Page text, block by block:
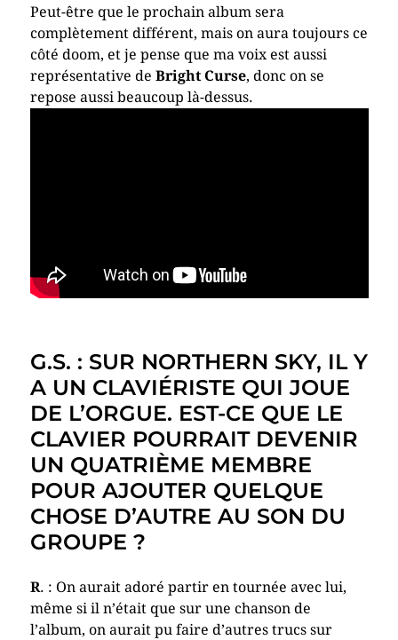
Peut-être que le prochain album sera
complètement différent, mais on aura toujours ce
côté doom, et je pense que ma voix est aussi
représentative de Bright Curse, donc on se
repose aussi beaucoup là-dessus.
G.S. : SUR NORTHERN SKY, IL Y
A UN CLAVIÉRISTE QUI JOUE
DE L’ORGUE. EST-CE QUE LE
CLAVIER POURRAIT DEVENIR
UN QUATRIÈME MEMBRE
POUR AJOUTER QUELQUE
CHOSE D’AUTRE AU SON DU
GROUPE ?
R. : On aurait adoré partir en tournée avec lui,
même si il n’était que sur une chanson de
l’album, on aurait pu faire d’autres trucs sur